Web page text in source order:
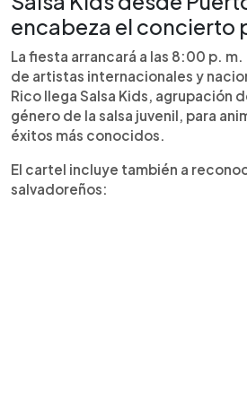
encabeza el concierto
La fiesta arrancará a las 8:00 p.
de artistas internacionales y
Rico llega Salsa Kids, agrupación
género de la salsa juvenil, para
éxitos más conocidos.
El cartel incluye también a
salvadoreños: